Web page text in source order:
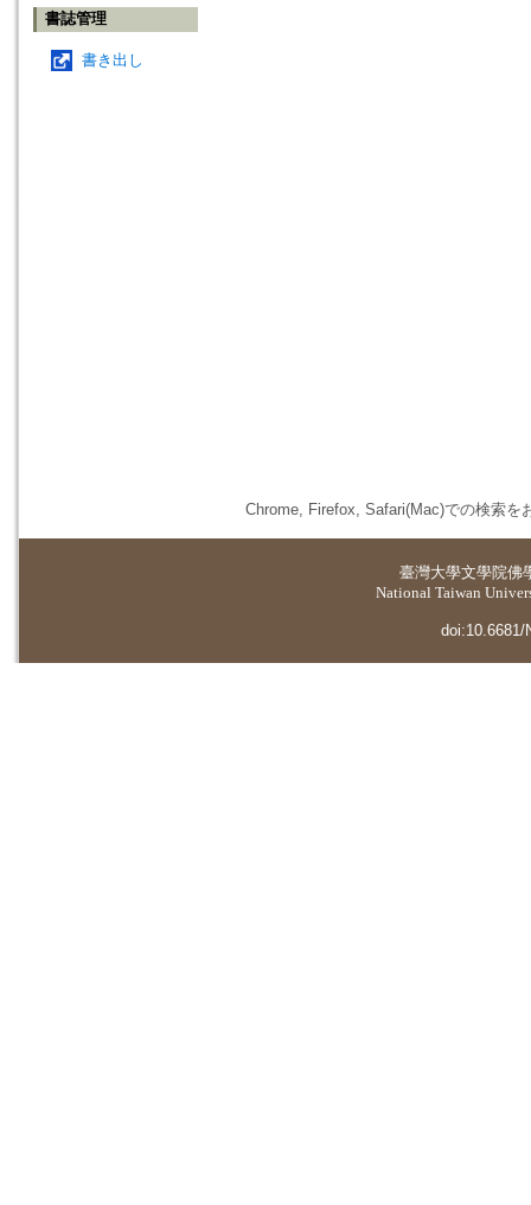
書誌管理
書き出し
Chrome, Firefox, Safari(Mac)での検索を
臺灣大學文學院佛
National Taiwan
doi:10.6681/